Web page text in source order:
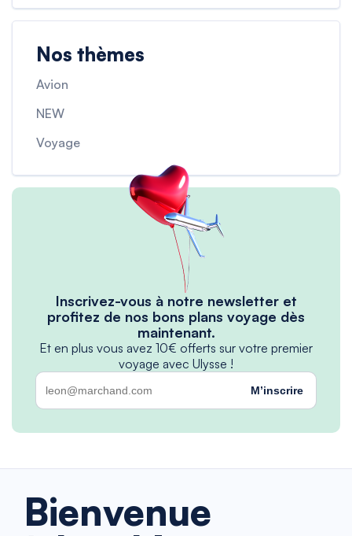
Nos thèmes
Avion
NEW
Voyage
Inscrivez-vous à notre newsletter et
profitez de nos bons plans voyage dès
maintenant.
Et en plus vous avez 10€ offerts sur votre premier
voyage avec Ulysse !
M’inscrire
Bienvenue